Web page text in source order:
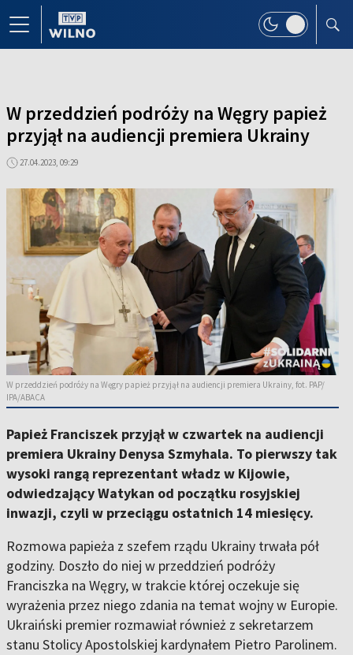
W przeddzień podróży na Węgry papież
przyjął na audiencji premiera Ukrainy
27.04.2023, 09:29
W przeddzień podróży na Węgry papież przyjął na audiencji premiera Ukrainy, fot. PAP/
IPA/ABACA
Papież Franciszek przyjął w czwartek na audiencji
premiera Ukrainy Denysa Szmyhala. To pierwszy tak
wysoki rangą reprezentant władz w Kijowie,
odwiedzający Watykan od początku rosyjskiej
inwazji, czyli w przeciągu ostatnich 14 miesięcy.
Rozmowa papieża z szefem rządu Ukrainy trwała pół
godziny. Doszło do niej w przeddzień podróży
Franciszka na Węgry, w trakcie której oczekuje się
wyrażenia przez niego zdania na temat wojny w Europie.
Ukraiński premier rozmawiał również z sekretarzem
stanu Stolicy Apostolskiej kardynałem Pietro Parolinem.